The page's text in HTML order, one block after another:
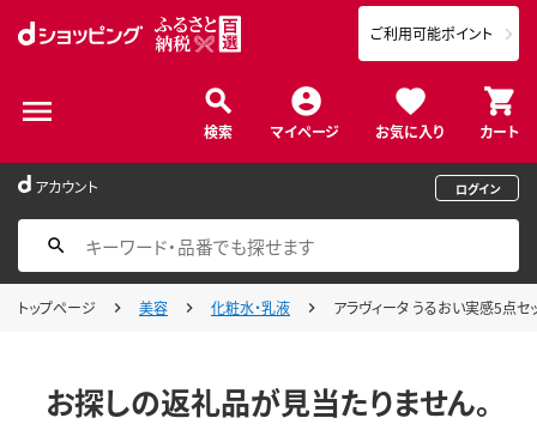
検索 マイページ お気に入り カート
ご利用可能ポイント
アカウント ログイン
トップページ 美容 化粧水・乳液 アラヴィータ うるおい実感5点
お探しの返礼品が見当たりません。